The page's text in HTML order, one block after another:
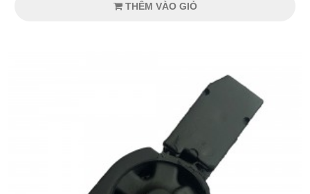
THÊM VÀO GIỎ